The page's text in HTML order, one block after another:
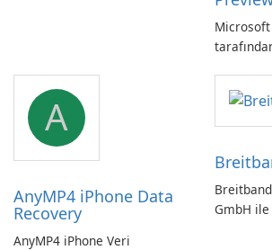
Linux ve
A
AnyMP4 iPhone Data
Recovery
AnyMP4 iPhone Veri
GmbH ile